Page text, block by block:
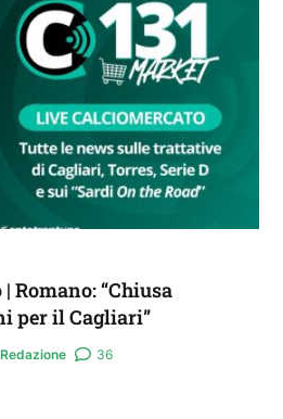
Romano: “Chiusa
per il Cagliari”
36